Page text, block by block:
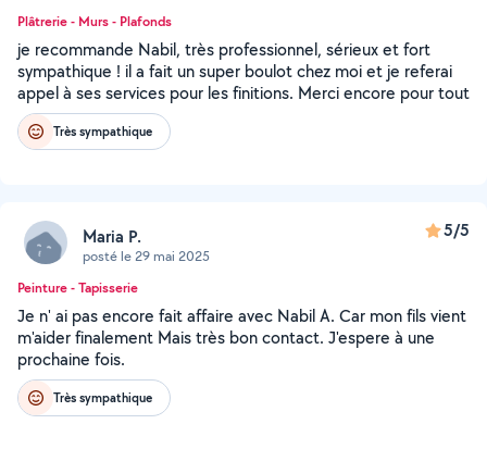
Plâtrerie - Murs - Plafonds
je recommande Nabil, très professionnel, sérieux et fort
sympathique ! il a fait un super boulot chez moi et je referai
appel à ses services pour les finitions. Merci encore pour tout
Très sympathique
Maria P.
posté le 29 mai 2025
5/5
Peinture - Tapisserie
Je n' ai pas encore fait affaire avec Nabil A. Car mon fils vient
m'aider finalement Mais très bon contact. J'espere à une
prochaine fois.
Très sympathique